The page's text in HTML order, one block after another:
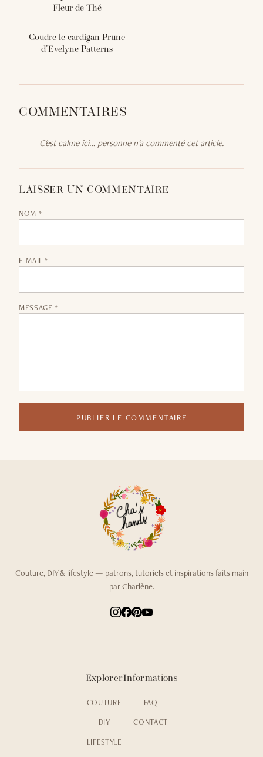
Fleur de Thé
Coudre le cardigan Prune
d'Evelyne Patterns
COMMENTAIRES
C'est calme ici… personne n'a commenté cet article.
LAISSER UN COMMENTAIRE
NOM *
E-MAIL *
MESSAGE *
PUBLIER LE COMMENTAIRE
Couture, DIY & lifestyle — patrons, tutoriels et inspirations faits main
par Charlène.
Explorer
COUTURE
DIY
LIFESTYLE
Informations
FAQ
CONTACT